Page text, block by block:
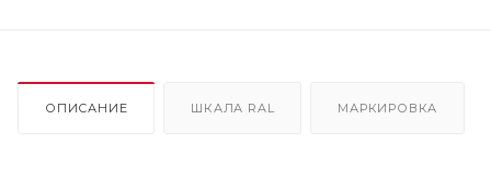
ОПИСАНИЕ ШКАЛА RAL МАРКИРОВКА